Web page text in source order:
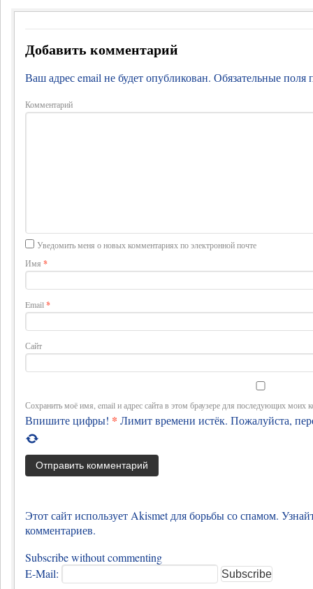
Добавить комментарий
Ваш адрес email не будет опубликован. Обязательные
Комментарий
Уведомить меня о новых комментариях по электронной почте
Имя *
Email *
Сайт
Сохранить моё имя, email и адрес сайта в этом браузере для последующих моих
Впишите цифры! * Лимит времени истёк. Пожалуйста,
Этот сайт использует Akismet для борьбы со спамом.
комментариев.
Subscribe without commenting
E-Mail: